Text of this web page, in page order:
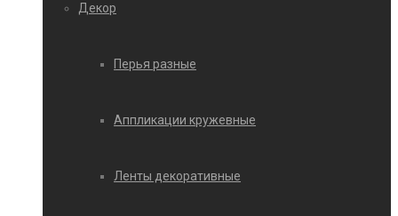
Декор
Перья разные
Аппликации кружевные
Ленты декоративные